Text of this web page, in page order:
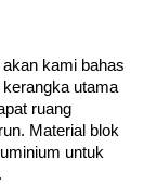
kami bahas
utama
ruang
Material blok
untuk